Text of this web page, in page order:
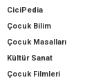
CiciPedia
Çocuk Bilim
Çocuk Masalları
Kültür Sanat
Çocuk Filmleri